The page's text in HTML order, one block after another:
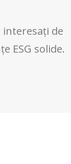
de
ESG solide.